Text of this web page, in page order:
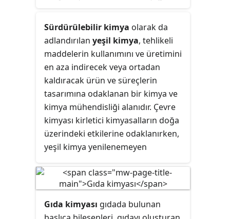
olarak adlandırılır. Islak kimya,
laboratuvar tezgâhlarında birçok
test yapıldığından, tezgâh kimyası
olarak da bilinir.
Sürdürülebilir kimya olarak da
adlandırılan yeşil kimya, tehlikeli
maddelerin kullanımını ve üretimini
en aza indirecek veya ortadan
kaldıracak ürün ve süreçlerin
tasarımına odaklanan bir kimya ve
kimya mühendisliği alanıdır. Çevre
kimyası kirletici kimyasalların doğa
üzerindeki etkilerine odaklanırken,
yeşil kimya yenilenemeyen
yollarını araştırır, kirliliği önlemek
için teknolojik yaklaşımlar geliştirir
ve kimyanın çevresel etkisine
odaklanır.
Gıda kimyası gıdada bulunan